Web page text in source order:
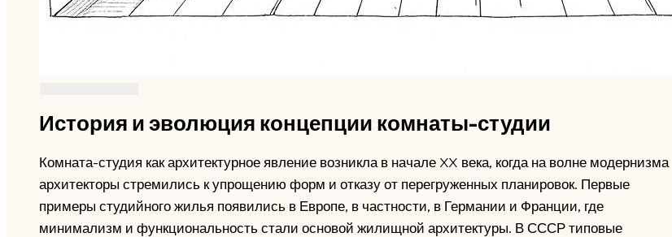
История и эволюция концепции комнаты-студии
Комната-студия как архитектурное явление возникла в начале XX века, когда на волне модернизма
архитекторы стремились к упрощению форм и отказу от перегруженных планировок. Первые
примеры студийного жилья появились в Европе, в частности, в Германии и Франции, где
минимализм и функциональность стали основой жилищной архитектуры. В СССР типовые